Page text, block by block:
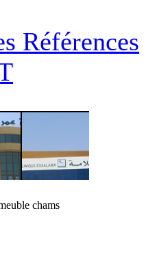
Références
chams